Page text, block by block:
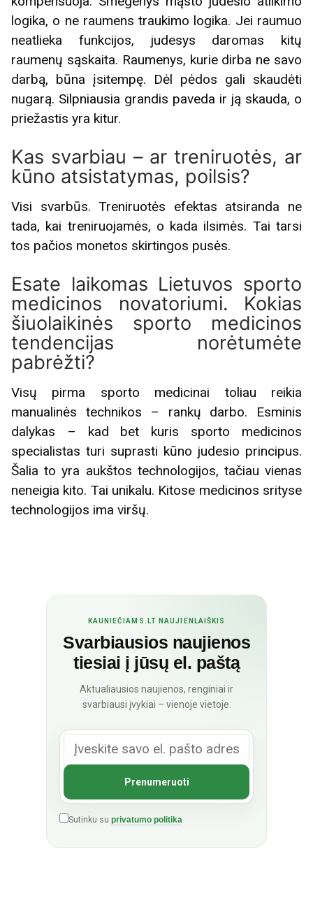
logika, o ne raumens traukimo logika. Jei raumuo
neatlieka funkcijos, judesys daromas kitų
raumenų sąskaita. Raumenys, kurie dirba ne savo
darbą, būna įsitempę. Dėl pėdos gali skaudėti
nugarą. Silpniausia grandis paveda ir ją skauda, o
priežastis yra kitur.
Kas svarbiau – ar treniruotės, ar
kūno atsistatymas, poilsis?
Visi svarbūs. Treniruotės efektas atsiranda ne
tada, kai treniruojamės, o kada ilsimės. Tai tarsi
tos pačios monetos skirtingos pusės.
Esate laikomas Lietuvos sporto
medicinos novatoriumi. Kokias
šiuolaikinės sporto medicinos
tendencijas norėtumėte
pabrėžti?
Visų pirma sporto medicinai toliau reikia
manualinės technikos – rankų darbo. Esminis
dalykas – kad bet kuris sporto medicinos
specialistas turi suprasti kūno judesio principus.
Šalia to yra aukštos technologijos, tačiau vienas
neneigia kito. Tai unikalu. Kitose medicinos srityse
technologijos ima viršų.
KAUNIEČIAMS.LT NAUJIENLAIŠKIS
Svarbiausios naujienos
tiesiai į jūsų el. paštą
Aktualiausios naujienos, renginiai ir
svarbiausi įvykiai – vienoje vietoje.
Sutinku su privatumo politika